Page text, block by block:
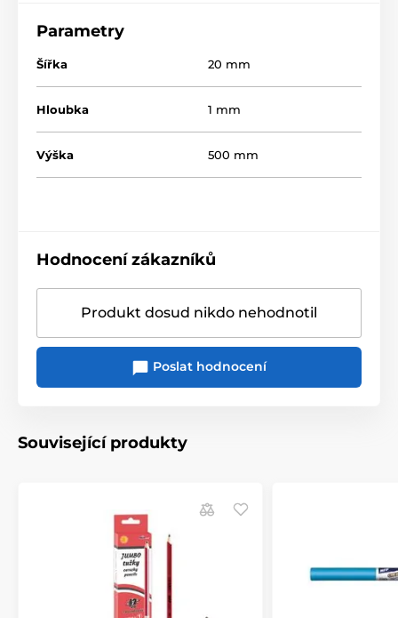
Parametry
Šířka 20 mm
Hloubka 1 mm
Výška 500 mm
Hodnocení zákazníků
Produkt dosud nikdo nehodnotil
Poslat hodnocení
Související produkty